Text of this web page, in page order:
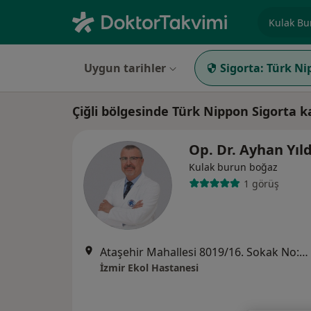
Uygun tarihler Sigorta: Türk
Çiğli bölgesinde Türk Nippon Sigorta
Op. Dr. Ayhan
Kulak burun boğaz
1 görüş
Ataşehir Mahallesi 8019/16. Sokak No:4, Çiğli
İzmir Ekol Hastanesi